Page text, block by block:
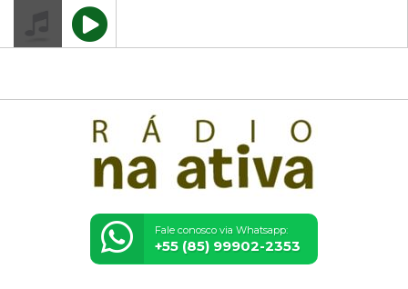
" />" />
você aonde você estiver
Fale conosco via Whatsapp:
+55 (85) 99902-2353